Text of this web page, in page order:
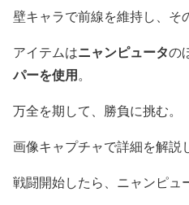
壁キャラで前線を維持し、そ
アイテムはニャンピュータの
パーを使用。
万全を期して、勝負に挑む。
画像キャプチャで詳細を解説
戦闘開始したら、ニャンピュ